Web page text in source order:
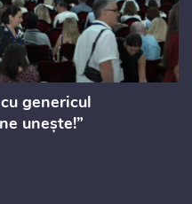
genericul
unește!”